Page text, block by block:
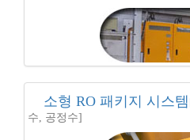
소형 RO 패키지 시스템
수, 공정수]